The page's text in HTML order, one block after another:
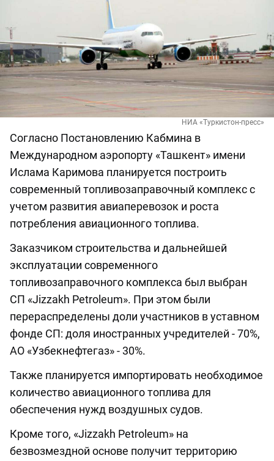
НИА «Туркистон-пресс»
Согласно Постановлению Кабмина в
Международном аэропорту «Ташкент» имени
Ислама Каримова планируется построить
современный топливозаправочный комплекс с
учетом развития авиаперевозок и роста
потребления авиационного топлива.
Заказчиком строительства и дальнейшей
эксплуатации современного
топливозаправочного комплекса был выбран
СП «Jizzakh Petroleum». При этом были
перераспределены доли участников в уставном
фонде СП: доля иностранных учредителей - 70%,
АО «Узбекнефтегаз» - 30%.
Также планируется импортировать необходимое
количество авиационного топлива для
обеспечения нужд воздушных судов.
Кроме того, «Jizzakh Petroleum» на
безвозмездной основе получит территорию